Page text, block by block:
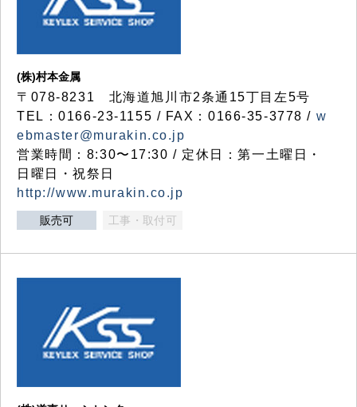
(株)村本金属
〒078-8231 北海道旭川市2条通15丁目左5号
TEL：0166-23-1155 / FAX：0166-35-3778 / w
ebmaster@murakin.co.jp
営業時間：8:30〜17:30 / 定休日：第一土曜日・
日曜日・祝祭日
http://www.murakin.co.jp
販売可 工事・取付可